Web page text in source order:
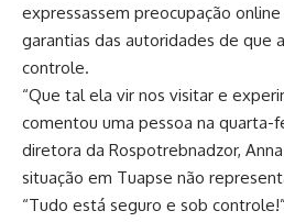
expressassem preocupação
garantias das autoridades de que
controle.
“Que tal ela vir nos visitar e
comentou uma pessoa na quarta-
diretora da Rospotrebnadzor,
situação em Tuapse não
“Tudo está seguro e sob